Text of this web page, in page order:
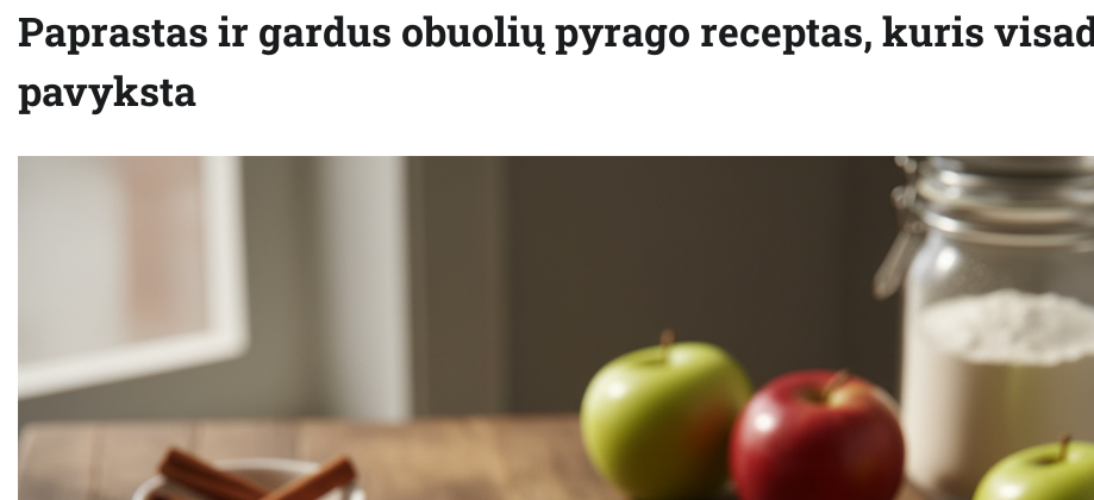
Paprastas ir gardus obuolių pyrago receptas, kuris
pavyksta